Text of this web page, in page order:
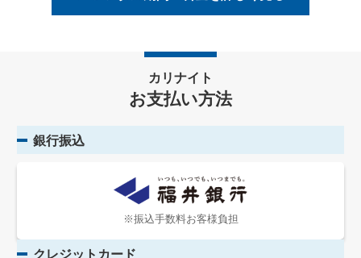
カリナイト
お支払い方法
銀行振込
※振込手数料お客様負担
クレジットカード